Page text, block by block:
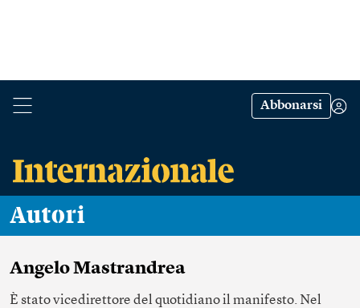
Abbonarsi
Autori
Angelo Mastrandrea
È stato vicedirettore del quotidiano il manifesto. Nel